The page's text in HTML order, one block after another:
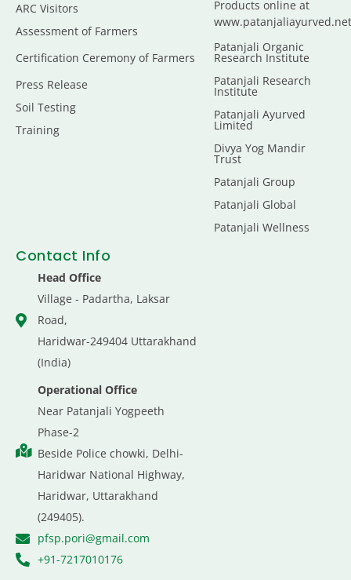
ARC Visitors
Assessment of Farmers
Certification Ceremony of Farmers
Press Release
Soil Testing
Training
Products online at
www.patanjaliayurved.net
Patanjali Organic
Research Institute
Patanjali Research
Institute
Patanjali Ayurved
Limited
Divya Yog Mandir
Trust
Patanjali Group
Patanjali Global
Patanjali Wellness
Contact Info
Head Office
Village - Padartha, Laksar
Road,
Haridwar-249404 Uttarakhand
(India)
Operational Office
Near Patanjali Yogpeeth
Phase-2
Beside Police chowki, Delhi-
Haridwar National Highway,
Haridwar, Uttarakhand
(249405).
pfsp.pori@gmail.com
+91-7217010176